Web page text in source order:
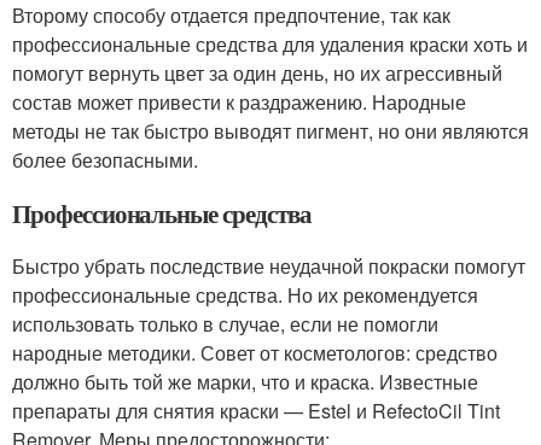
Второму способу отдается предпочтение, так как
профессиональные средства для удаления краски хоть и
помогут вернуть цвет за один день, но их агрессивный
состав может привести к раздражению. Народные
методы не так быстро выводят пигмент, но они являются
более безопасными.
Профессиональные средства
Быстро убрать последствие неудачной покраски помогут
профессиональные средства. Но их рекомендуется
использовать только в случае, если не помогли
народные методики. Совет от косметологов: средство
должно быть той же марки, что и краска. Известные
препараты для снятия краски — Estel и RefectoCil Tint